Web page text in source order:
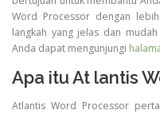
Word Processor dengan
langkah yang jelas dan
Anda dapat mengunjungi
Apa itu At lantis
Atlantis Word Processor